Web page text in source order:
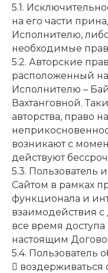
5.1.
на его части
Исполнителю,
необходимые
5.2. Авторские
расположенный
Исполнителю –
Вахтанговной.
авторства, право
возникают с
действуют
5.3. Пользователь
Сайтом в рамках
функционала и
взаимодействия
все время доступа
настоящим
5.4. Пользователь
 воздерживаться